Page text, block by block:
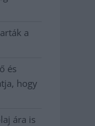
a
és
hogy
ára is